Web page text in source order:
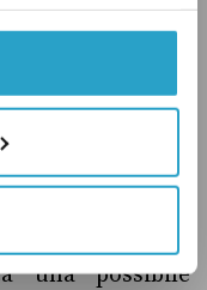
di uno Stato
parallela
inconcepibile”
l’espulsione
Questo
una possibile